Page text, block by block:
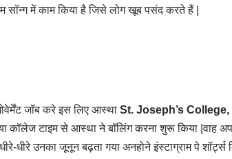
सॉन्ग में काम किया है जिसे लोग खूब पसंद करते हैं |
जॉब करे इस लिए आस्था St. Joseph’s
कॉलेज टाइम से आस्था ने बॉलिंग करना शुरू किया |वाह
धीरे उनका जूनून बढ़ता गया अनहोने इंस्टाग्राम पे शॉर्ट्स